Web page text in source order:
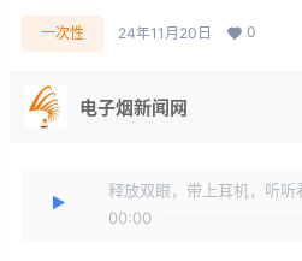
一次性 24年11月20日 0
电子烟新闻网
释放双眼，带上耳机，听听
00:00